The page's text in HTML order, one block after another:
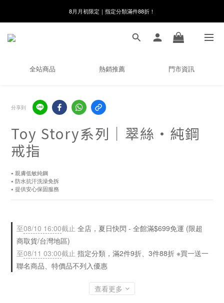
8月月初限定｜指定分類滿件88折！
線在，好事發生｜祈願新品 第2件享9折
🌸新會員限定🌸註冊送$100購物金
全站商品 熱銷推薦 門市資訊
分享到
Toy Story系列｜翠絲・純鋼
戒指
⭑ 親膚低敏純鋼
⭑ 防水抗汗洗澡免拆
⭑ 提供安心保固服務
至08/10 16:00截止 全店，夏日快閃 - 全館滿$699免運 (限超
商取貨/台灣地區)
至08/11 03:00截止 指定分類，滿2件9折、3件88折 ※買一送一
聯名商品、特價品不列入優惠
查看更多